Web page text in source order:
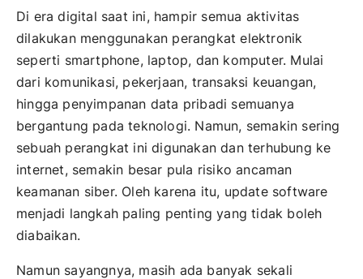
Di era digital saat ini, hampir semua aktivitas
dilakukan menggunakan perangkat elektronik
seperti smartphone, laptop, dan komputer. Mulai
dari komunikasi, pekerjaan, transaksi keuangan,
hingga penyimpanan data pribadi semuanya
bergantung pada teknologi. Namun, semakin sering
sebuah perangkat ini digunakan dan terhubung ke
internet, semakin besar pula risiko ancaman
keamanan siber. Oleh karena itu, update software
menjadi langkah paling penting yang tidak boleh
diabaikan.
Namun sayangnya, masih ada banyak sekali